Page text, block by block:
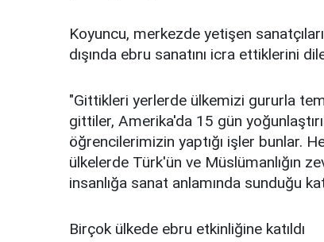
Koyuncu, merkezde yetişen
dışında ebru sanatını icra ettiklerini
"Gittikleri yerlerde ülkemizi gururla
gittiler, Amerika'da 15 gün
öğrencilerimizin yaptığı işler bunlar.
ülkelerde Türk'ün ve Müslümanlığın
insanlığa sanat anlamında sunduğu
Birçok ülkede ebru etkinliğine katıldı